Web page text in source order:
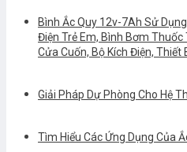
Bình Ắc Quy 12v-7Ah Sử
Điện Trẻ Em, Bình Bơm Thuốc
Cửa Cuốn, Bộ Kích Điện, Thiết
Giải Pháp Dự Phòng Cho Hệ
Tìm Hiểu Các Ứng Dụng Của